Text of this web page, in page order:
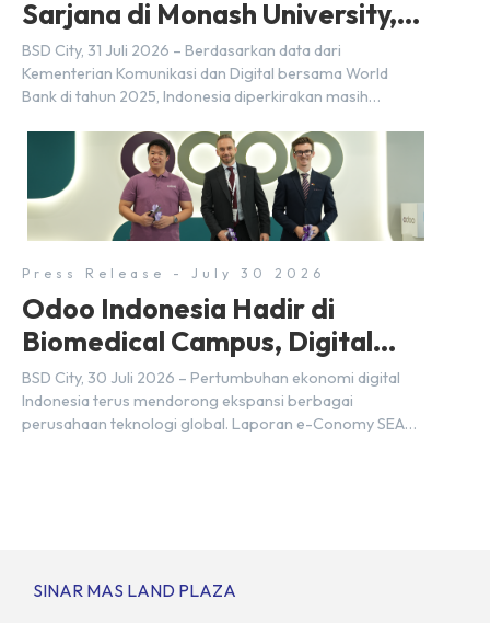
Sarjana di Monash University,
BSD City
BSD City, 31 Juli 2026 – Berdasarkan data dari
Kementerian Komunikasi dan Digital bersama World
Bank di tahun 2025, Indonesia diperkirakan masih
2030 atau setara dengan 600 ribu tenaga digital baru
setiap tahunnya untuk mendukung percepatan
transformasi digital di berbagai sektor strategis.
Kebutuhan tersebut menjadikan pengembangan sumber
daya […]
Press Release - July 30 2026
Odoo Indonesia Hadir di
Biomedical Campus, Digital
Hub, BSD City
BSD City, 30 Juli 2026 – Pertumbuhan ekonomi digital
Indonesia terus mendorong ekspansi berbagai
perusahaan teknologi global. Laporan e-Conomy SEA
SINAR MAS LAND PLAZA